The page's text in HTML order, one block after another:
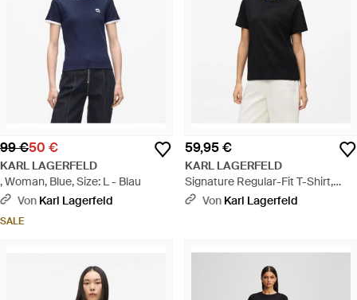
99 €50 €
KARL LAGERFELD
, Woman, Blue, Size: L - Blau
Von Karl Lagerfeld
SALE
59,95 €
KARL LAGERFELD
Signature Regular-Fit T-Shirt,
Damen, Größe - Schwarz
Von Karl Lagerfeld